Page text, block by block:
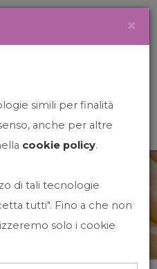
×
simili per finalità
anche per altre
cookie policy.
di tali tecnologie
tutti". Fino a che non
solo i cookie